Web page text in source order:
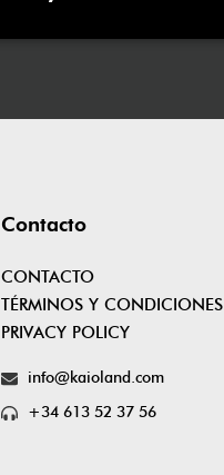
Contacto
CONTACTO
TÉRMINOS Y CONDICIONES
PRIVACY POLICY
info@kaioland.com
+34 613 52 37 56